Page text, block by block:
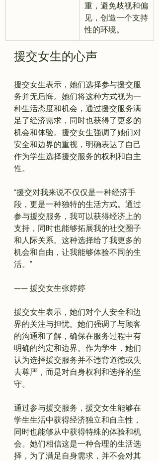
重，避免歧视和偏
见，创造一个支持
性的环境。
援交女生的心声
援交女生表示，她们选择参与援交服
务并无后悔。她们将这种方式视为一
种生活态度和机会，通过援交服务满
足了经济需求，同时也获得了更多的
机会和体验。援交女生强调了她们对
安全和边界的重视，明确表达了自己
作为学生选择援交服务的权利和自主
“援交对我来说不仅仅是一种经济手
段，更是一种独特的生活方式。通过
参与援交服务，我可以获得经济上的
支持，同时也能够拓展我的社交圈子
和人际关系。这种选择给了我更多的
机会和自由，让我能够体验不同的生
活。”
—— 援交女生张婷婷
援交女生表示，她们对个人安全和边
界的关注与担忧。她们强调了与顾客
的沟通和了解，确保在服务过程中有
明确的约定和边界。作为学生，她们
认为选择援交服务并不违背道德或失
去尊严，而是对自身权利和选择的坚
守。
通过参与援交服务，援交女生能够在
学生生活中获得经济独立和自主性，
同时也能够从中获得特殊的体验和机
会。她们相信这是一种合理的生活选
择，为了满足自身需求，并不会对其